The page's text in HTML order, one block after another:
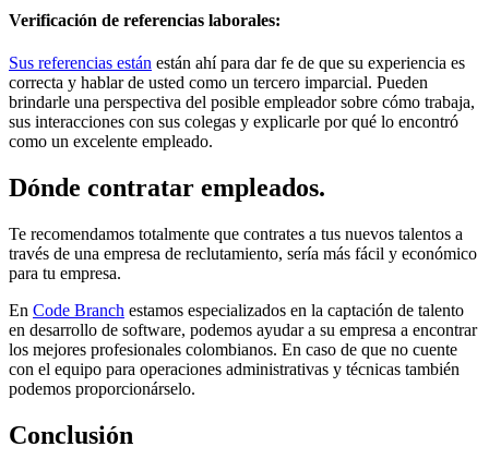
Verificación de referencias laborales:
Sus referencias están están ahí para dar fe de que su experiencia es
correcta y hablar de usted como un tercero imparcial. Pueden
brindarle una perspectiva del posible empleador sobre cómo trabaja,
sus interacciones con sus colegas y explicarle por qué lo encontró
como un excelente empleado.
Dónde contratar empleados.
Te recomendamos totalmente que contrates a tus nuevos talentos a
través de una empresa de reclutamiento, sería más fácil y económico
para tu empresa.
En Code Branch estamos especializados en la captación de talento
en desarrollo de software, podemos ayudar a su empresa a encontrar
los mejores profesionales colombianos. En caso de que no cuente
con el equipo para operaciones administrativas y técnicas también
podemos proporcionárselo.
Conclusión